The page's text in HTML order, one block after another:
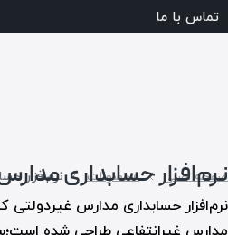
تماس با ما
صفحه اصلی محصولات نرم‌افزارنرم‌افزار حسابداری
نرم‌افزار حسابداری مدارس غیردولتی